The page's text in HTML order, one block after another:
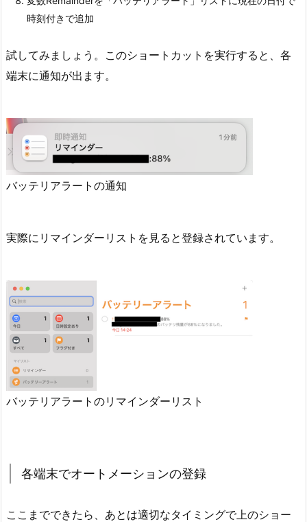
時刻付きで追加
試してみましょう。このショートカットを実行すると、各
端末に通知が出ます。
バッテリアラートの通知
実際にリマインダーリストを見ると登録されています。
バッテリアラートのリマインダーリスト
各端末でオートメーションの登録
ここまでできたら、あとは適切なタイミングで上のショー